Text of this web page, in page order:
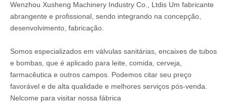
Wenzhou Xusheng Machinery Industry Co., Ltdis Um fabricante
abrangente e profissional, sendo integrando na concepção,
desenvolvimento, fabricação.
Somos especializados em válvulas sanitárias, encaixes de tubos
e bombas, que é aplicado para leite, comida, cerveja,
farmacêutica e outros campos. Podemos citar seu preço
favorável e de alta qualidade e melhores serviços pós-venda.
Nelcome para visitar nossa fábrica